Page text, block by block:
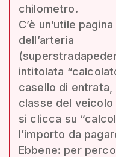
chilometro.
C’è un’utile
dell’arteria
intitolata
casello di entrata,
classe del veicolo
si clicca su
l’importo da
Ebbene: per